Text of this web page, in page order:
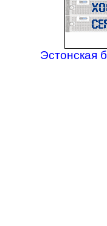
Эстонская